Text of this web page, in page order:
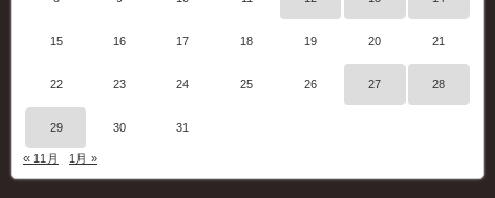
15 16 17 18 19 20 21
22 23 24 25 26 27 28
29 30 31
« 11月 1月 »